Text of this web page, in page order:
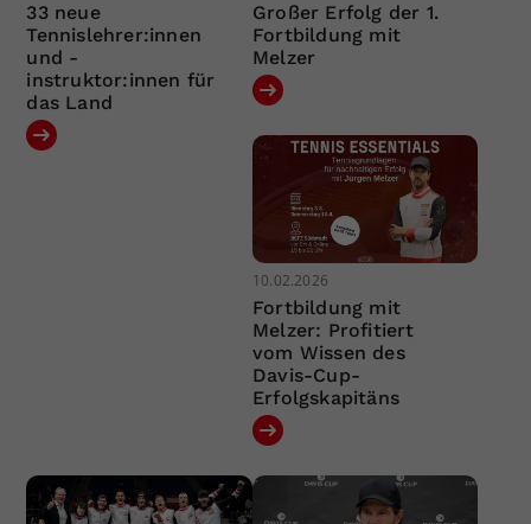
33 neue
Tennislehrer:innen
und -
instruktor:innen für
das Land
Großer Erfolg der 1.
Fortbildung mit
Melzer
10.02.2026
Fortbildung mit
Melzer: Profitiert
vom Wissen des
Davis-Cup-
Erfolgskapitäns